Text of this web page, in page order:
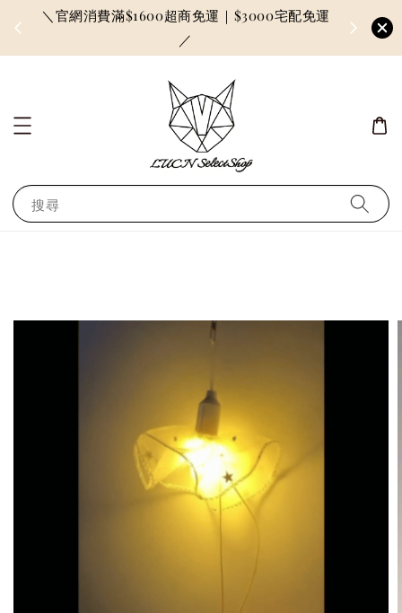
＼官網消費滿$1600超商免運｜$3000宅配免運
／
因訂單
搜尋